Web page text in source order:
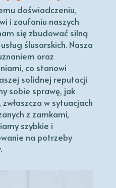
doświadczeniu,
i zaufaniu naszych
się zbudować silną
ślusarskich. Nasza
oraz
co stanowi
solidnej reputacji
sobie sprawę, jak
w sytuacjach
z zamkami,
szybkie i
na potrzeby